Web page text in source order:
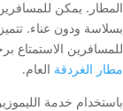
المطار. يمكن
بسلاسة ودون عناء.
للمسافرين الاستمتاع
مطار الغردقة العام.
باستخدام خدمة